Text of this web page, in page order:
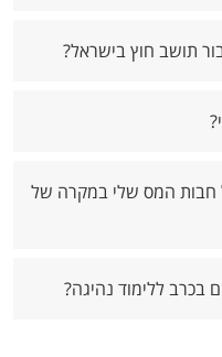
תושב חוץ בישראל?
חבות המס שלי במקרה של
בכרב ללימוד נהיגה?